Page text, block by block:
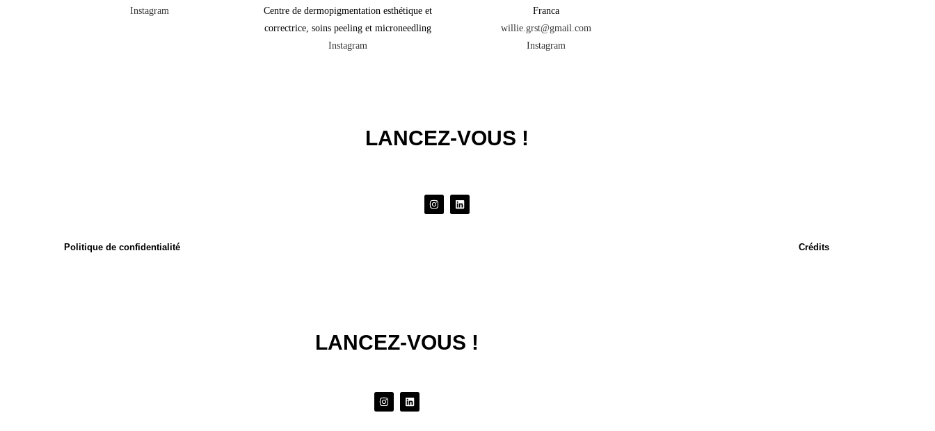
Instagram
Centre de dermopigmentation esthétique et
correctrice, soins peeling et microneedling
Instagram
Franca
willie.grst@gmail.com
Instagram
LANCEZ-VOUS !
Politique de confidentialité Crédits
LANCEZ-VOUS !